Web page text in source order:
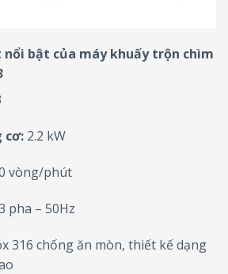
bật của máy khuấy trộn chìm
cơ:2.2 kW
vòng/phút
pha – 50Hz
316 chống ăn mòn, thiết kế dạng